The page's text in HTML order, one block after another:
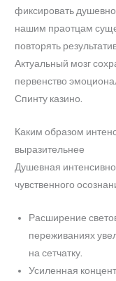
фиксировать
нашим праотцам
повторять
Актуальный мозг
первенство
Спинту казино.
Каким образом
выразительнее
Душевная
чувственного
Расширение
переживаниях
на сетчатку.
Усиленная